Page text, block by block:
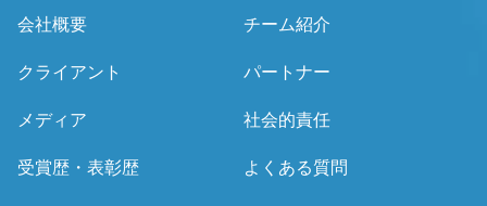
会社概要
チーム紹介
クライアント パートナー
メディア 社会的責任
受賞歴・表彰歴 よくある質問